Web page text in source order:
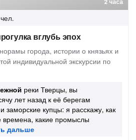
вглубь эпох
города, истории о князьях и
индивидуальной экскурсии по
реки Тверцы, вы
лет назад к её берегам
заморские купцы: я расскажу, как
времена, какие промыслы